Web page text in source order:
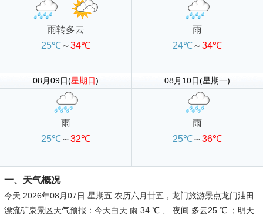
雨转多云
25℃～34℃
雨
24℃～34℃
08月09日(星期日)
雨
25℃～32℃
08月10日(星期一)
雨
25℃～36℃
一、天气概况
今天 2026年08月07日 星期五 农历六月廿五，龙门旅游景点龙门油田
漂流矿泉景区天气预报：今天白天 雨 34 ℃ 、 夜间 多云25 ℃ ；明天